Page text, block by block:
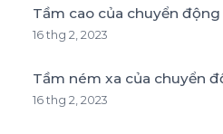
Tầm cao của chuyển
16 thg 2, 2023
Tầm ném xa của chuyển
16 thg 2, 2023